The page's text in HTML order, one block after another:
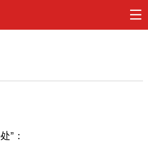
”：